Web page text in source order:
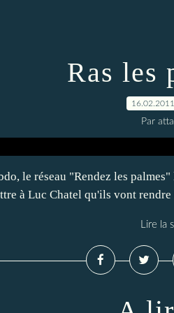
Ras les
16.02.2011
Par
le réseau "Rendez les
à Luc Chatel qu'ils vont
Lire la